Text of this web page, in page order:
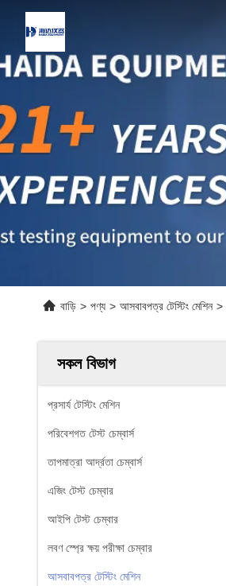
বাড়ি > পণ্য > আসবাবপত্র টেস্টিং মেশিন >
সকল বিভাগ
প্রসার্য টেস্টিং মেশিন
পরিবেশগত টেস্ট চেম্বার্স
তাপমাত্রা আর্দ্রতা চেম্বার্স
এজিং টেস্ট চেম্বার
আইপি টেস্ট চেম্বার
লবণ স্প্রে ক্ষয় পরীক্ষা চেম্বার
আসবাবপত্র টেস্টিং মেশিন